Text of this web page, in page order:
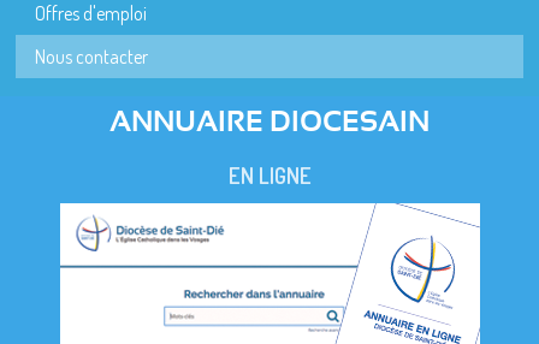
Offres d'emploi
Nous contacter
ANNUAIRE DIOCESAIN
EN LIGNE